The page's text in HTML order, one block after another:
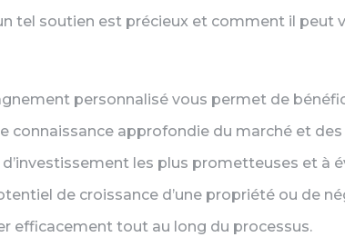
tel soutien est précieux et comment il peut
personnalisé vous permet de
connaissance approfondie du marché et
les plus prometteuses et à
de croissance d’une propriété ou de
efficacement tout au long du processus.